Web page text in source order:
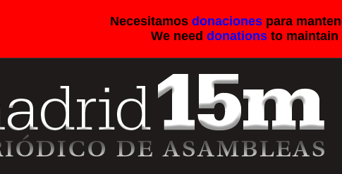
Necesitamos donacionespara
We need donationsto maintain